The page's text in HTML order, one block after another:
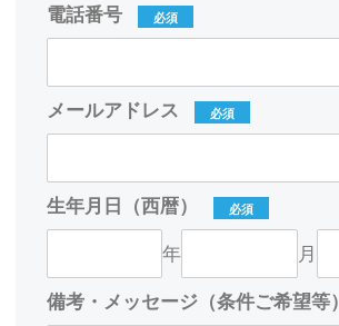
電話番号 必須
メールアドレス 必須
生年月日（西暦） 必須
年 月
備考・メッセージ（条件ご希望等）